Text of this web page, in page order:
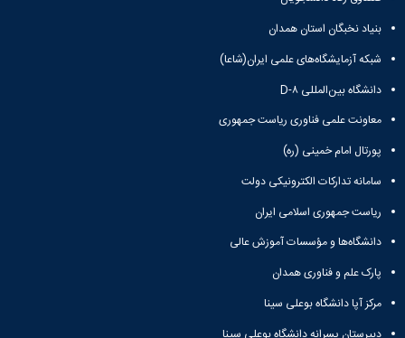
بنیاد نخبگان استان همدان
شبکه آزمایشگاه‌های علمی ایران(شاعا)
دانشگاه بین‌المللی D-۸
معاونت علمی فناوری ریاست جمهوری
پورتال امام خمینی (ره)
سامانه تدارکات الکترونیکی دولت
ریاست جمهوری اسلامی ایران
دانشگاه‌ها و مؤسسات آموزش عالی
پارک علم و فناوری همدان
مرکز آپا دانشگاه بوعلی سینا
دبیرستان پسرانه دانشگاه بوعلی سینا